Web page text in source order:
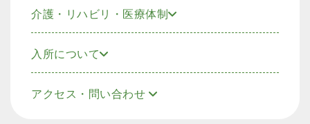
介護・リハビリ・医療体制
入所について
アクセス・問い合わせ